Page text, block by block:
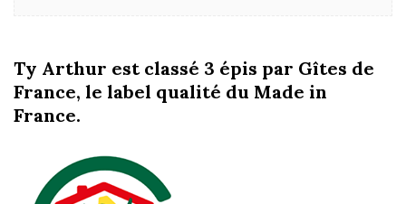
Ty Arthur est classé 3 épis par Gîtes de
France, le label qualité du Made in
France.